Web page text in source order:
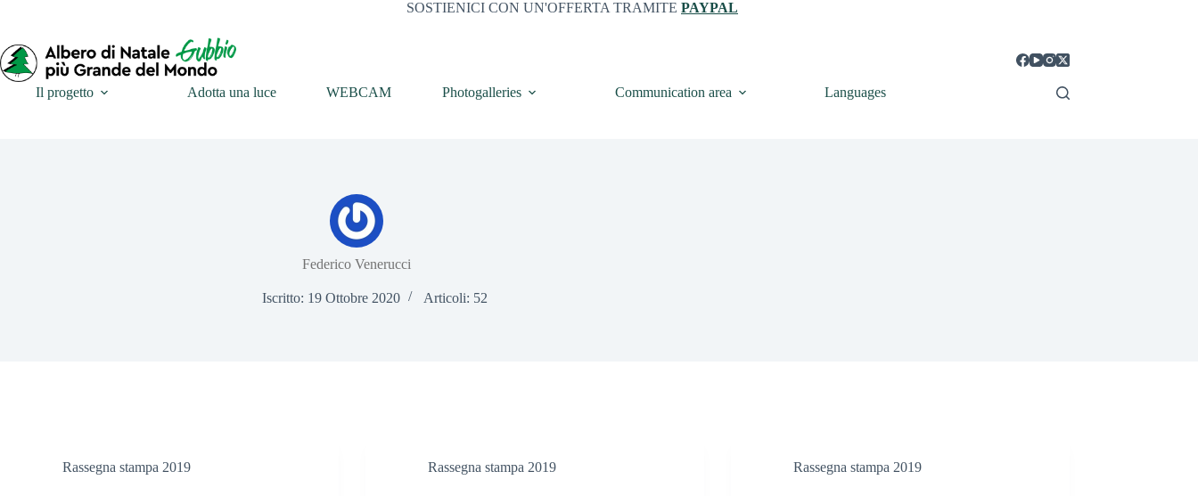
SOSTIENICI CON UN'OFFERTA TRAMITE PAYPAL
Il progetto Adotta una luce WEBCAM Photogalleries Communication area Languages
Federico Venerucci
Iscritto: 19 Ottobre 2020 Articoli: 52
Rassegna stampa 2019 Rassegna stampa 2019 Rassegna stampa 2019